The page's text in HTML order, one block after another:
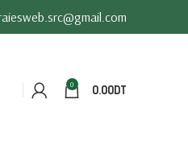
0 0.00DT